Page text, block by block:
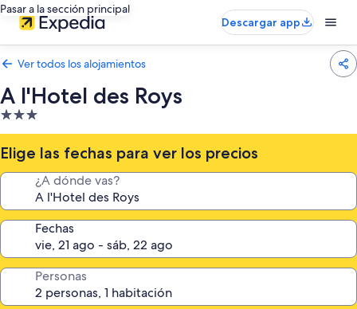
Pasar a la sección principal
Descargar app
Ver todos los alojamientos
A l'Hotel des Roys
Alojamiento
de
3.0 estrellas
Elige las fechas para ver los precios
¿A dónde vas?
Fechas
Personas